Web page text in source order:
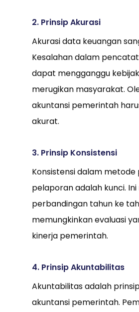
2. Prinsip Akurasi
Akurasi data keuangan
Kesalahan dalam
dapat mengganggu
merugikan masyarakat.
akuntansi pemerintah
akurat.
3. Prinsip Konsistensi
Konsistensi dalam
pelaporan adalah kunci.
perbandingan tahun ke
memungkinkan evaluasi
kinerja pemerintah.
4. Prinsip Akuntabilitas
Akuntabilitas adalah
akuntansi pemerintah.